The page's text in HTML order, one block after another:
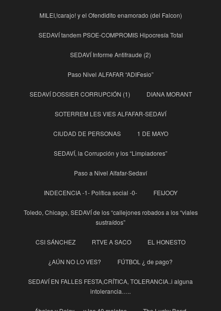
MILEI,!carajo! y el Ofendidito enamorado (del Falcon)
SEDAVÍ tandem PSOE-COMPROMIS Hipocresía Total
SEDAVÍ Informe Antifraude (2)
Paso Nivel ALFAFAR “ADIFesio”
SEDAVÍ DOSSIER CORRUPCIÓN (1) DIANA MORANT
SOTERREM LES VIES ALFAFAR-SEDAVÍ
CIUDAD DE PERSONAS 1 DE MAYO
SEDAVÍ, la Corrupción y los “Limpiadores”
Paso a Nivel Alfafar-Sedaví
INDECENCIA -1- Política social -0- FEIJOOY
Toledo, Chicago, SEDAVÍ de los “callejones robados a los “viales
sustraídos”
CSI SÁNCHEZ RTVE A SACO EL HONESTO
¿AÚN NO LO VES? FÚTBOL ¿ de pago?
SEDAVÍ EN FALLES FESTA,CRÍTICA, TOLERANCIA..i alguna
intolerancia…..